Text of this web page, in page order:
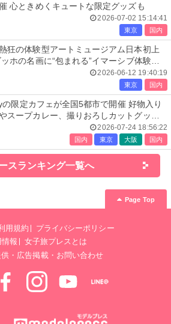
心ときめくキュートな限定グッズも
2026-07-02 15:14:41
東京 国内
狂の体験型アートミュージアム日本初上
ホの名画に“包まれる”イマーシブ体験＜
ヴ・デ・リュミエール＞
2026-06-12 19:40:19
東京 国内
の限定カフェが全国5都市で開催 好物入り
スープカレー、撮りおろしカットグッズ
2026-07-24 18:56:22
国内 東京 大阪 国内
スランキング一覧へ
Page Top
用規約
プライバシーポリシー
報
女子旅プレスとは
・広告掲載・お問い合わせ